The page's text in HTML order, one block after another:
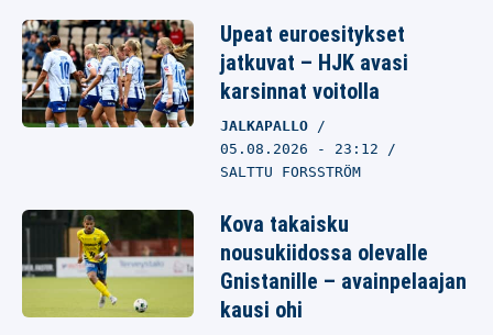
Upeat euroesitykset
jatkuvat – HJK avasi
karsinnat voitolla
JALKAPALLO
05.08.2026 - 23:12
SALTTU FORSSTRÖM
Kova takaisku
nousukiidossa olevalle
Gnistanille – avainpelaajan
kausi ohi